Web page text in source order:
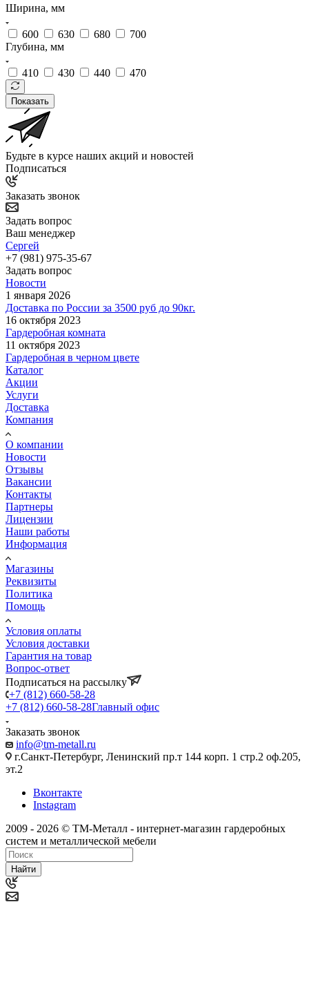
Ширина, мм
600 630 680
700
Глубина, мм
410 430 440 470
Показать
Будьте в курсе наших акций и новостей
Подписаться
Заказать звонок
Задать вопрос
Ваш менеджер
Сергей
+7 (981) 975-35-67
Задать вопрос
Новости
1 января 2026
Доставка по России за 3500 руб до 90кг.
16 октября 2023
Гардеробная комната
11 октября 2023
Гардеробная в черном цвете
Каталог
Акции
Услуги
Доставка
Компания
О компании
Новости
Отзывы
Вакансии
Контакты
Партнеры
Лицензии
Наши работы
Информация
Магазины
Реквизиты
Политика
Помощь
Условия оплаты
Условия доставки
Гарантия на товар
Вопрос-ответ
Подписаться на рассылку
+7 (812) 660-58-28
+7 (812) 660-58-28Главный офис
Заказать звонок
info@tm-metall.ru
г.Санкт-Петербург, Ленинский пр.т 144 корп. 1 стр.2 оф.205,
эт.2
Вконтакте
Instagram
2009 - 2026 © ТМ-Металл - интернет-магазин гардеробных
систем и металлической мебели
Найти